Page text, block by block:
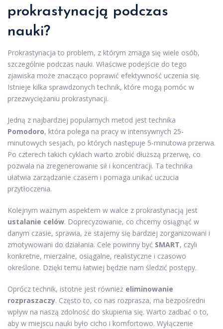
prokrastynacją podczas
nauki?
Prokrastynacja to problem, z którym zmaga się wiele osób,
szczególnie podczas nauki. Właściwe podejście do tego
zjawiska może znacząco poprawić efektywność uczenia się.
Istnieje kilka sprawdzonych technik, które mogą pomóc w
przezwyciężaniu prokrastynacji.
Jedną z najbardziej popularnych metod jest technika
Pomodoro, która polega na pracy w intensywnych 25-
minutowych sesjach, po których następuje 5-minutowa przerwa.
Po czterech takich cyklach warto zrobić dłuższą przerwę, co
pozwala na zregenerowanie sił i koncentracji. Ta technika
ułatwia zarządzanie czasem i pomaga unikać uczucia
przytłoczenia.
Kolejnym ważnym aspektem w walce z prokrastynacją jest
ustalanie celów. Doprecyzowanie, co chcemy osiągnąć w
danym czasie, sprawia, że stajemy się bardziej zorganizowani i
zmotywowani do działania. Cele powinny być SMART, czyli
konkretne, mierzalne, osiągalne, realistyczne i czasowo
określone. Dzięki temu łatwiej będzie nam śledzić postępy.
Oprócz technik, istotne jest również eliminowanie
rozpraszaczy. Często to, co nas rozprasza, ma bezpośredni
wpływ na naszą zdolność do skupienia się. Warto zadbać o to,
aby w miejscu nauki było cicho i komfortowo. Wyłączenie